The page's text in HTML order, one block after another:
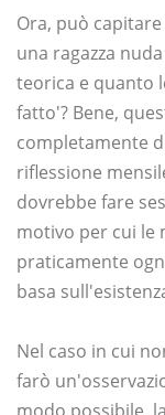
Ora, può
una ragazza
teorica e quanto
fatto'? Bene,
completamente
riflessione
dovrebbe fare
motivo per cui le
praticamente
basa
Nel caso in cui
farò